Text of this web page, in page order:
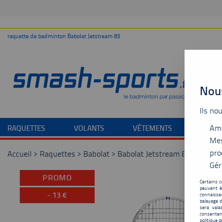
raquette de badminton Babolat Jetstream 83
RAQUETTES VOLANTS VÊTEMENTS
Accueil > Raquettes > Babolat > Babolat Jetstream 80
PROMO
- 13 €
Ils
Certains
peuvent
balayage
sera
politique